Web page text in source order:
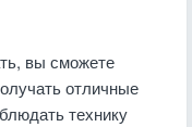
вы сможете
отличные
технику